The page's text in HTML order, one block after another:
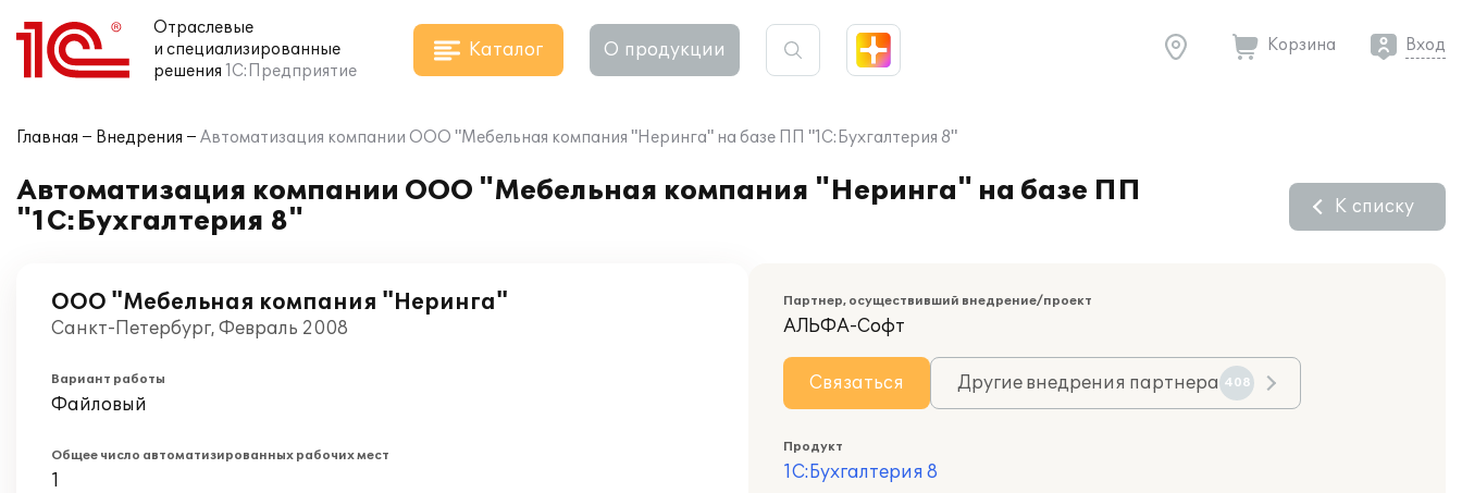
Отраслевые
и специализированные
решения 1С:Предприятие
Каталог О продукции Корзина Вход
Главная Внедрения Автоматизация компании ООО "Мебельная компания "Неринга" на базе ПП "1С:Бухгалтерия 8"
Автоматизация компании ООО "Мебельная компания "Неринга" на базе ПП
"1С:Бухгалтерия 8"
К списку
ООО "Мебельная компания "Неринга"
Санкт-Петербург, Февраль 2008
Вариант работы
Файловый
Общее число автоматизированных рабочих мест
1
Партнер, осуществивший внедрение/проект
АЛЬФА-Софт
Связаться Другие внедрения партнера 408
Продукт
1С:Бухгалтерия 8